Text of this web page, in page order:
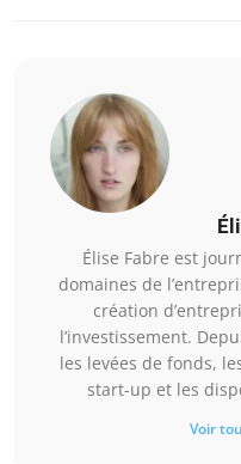
Élise Fabre est
domaines de
création
l’investissement.
les levées de fonds,
start-up et les
Voir